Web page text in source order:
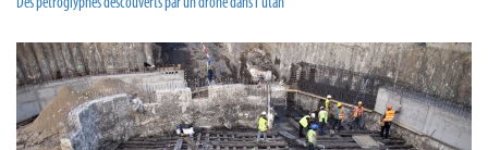
Des pétroglyphes descouverts par un drone dans l’utah